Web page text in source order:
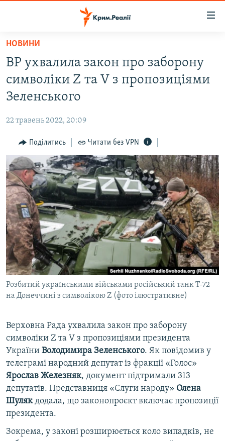
Перейти
основного
матеріалу
Перейти
до
основної
навігації
Перейти
до
пошуку
ВОДА.КРИМ
ВІДЕО ТА ФОТО
БЛОГИ
ПОГЛЯД
ІНТЕРВ'Ю
ВСЕ ЗА ДЕНЬ
СПЕЦПРОЕКТИ
ДЕПОРТАЦІЯ
ВІДЕОУРОКИ «ELIFBE»
СВІДЧЕННЯ ОКУПАЦІЇ
УКРАЇНСЬКА ПРОБЛЕМА КРИМУ
ІНФОГРАФІКА
ЯК ОБІЙТИ БЛОКУВАННЯ
Русский
Qırımtatar
ДОЛУЧАЙСЯ!
Усі сайти RFE/RL
НОВИНИ
ВР ухвалила закон про заборону
символіки Z та V з пропозиціями
Зеленського
22 травень 2022, 20:09
Поділитись Читати без VPN
Розбитий українськими військами російський танк T-72
на Донеччині з символікою Z (фото ілюстративне)
Верховна Рада ухвалила закон про заборону
символіки Z та V з пропозиціями президента
України Володимира Зеленського. Як повідомив у
телеграмі народний депутат із фракції «Голос»
Ярослав Железняк, документ підтримали 313
депутатів. Представниця «Слуги народу» Олена
Шулякдодала, що законопроєкт включає пропозиції
президента.
Зокрема, у законі розширюється коло випадків, не